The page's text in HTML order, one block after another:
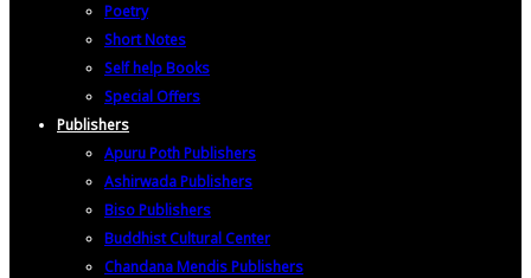
Poetry
Short Notes
Self help Books
Special Offers
Publishers
Apuru Poth Publishers
Ashirwada Publishers
Biso Publishers
Buddhist Cultural Center
Chandana Mendis Publishers